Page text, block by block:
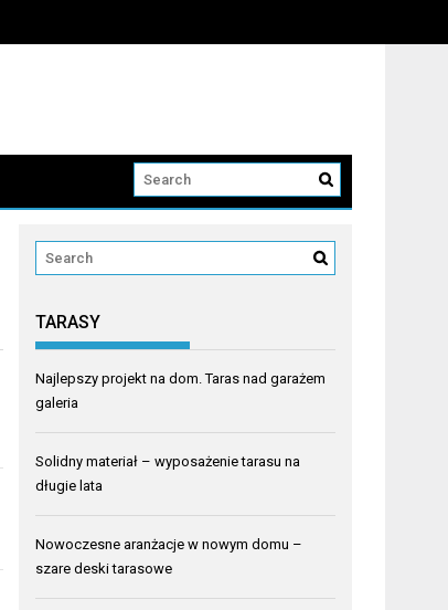
TARASY
Najlepszy projekt na dom. Taras nad garażem
galeria
Solidny materiał – wyposażenie tarasu na
długie lata
Nowoczesne aranżacje w nowym domu –
szare deski tarasowe